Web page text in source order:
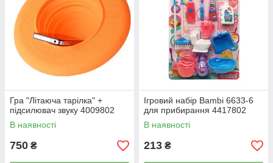
Гра "Літаюча тарілка" +
підсилювач звуку 4009802
В наявності
750 ₴
Ігровий набір Bambi 6633-6
для прибирання 4417802
В наявності
213 ₴